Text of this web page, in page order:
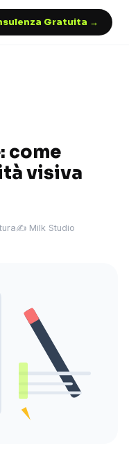
Gratuita →
come
visiva
✍️ Milk Studio